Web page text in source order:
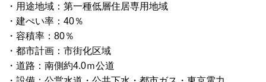
・用途地域：第一種低層住居専用地域
・建ぺい率：40％
・容積率：80％
・都市計画：市街化区域
・道路：南側約4.0ｍ公道